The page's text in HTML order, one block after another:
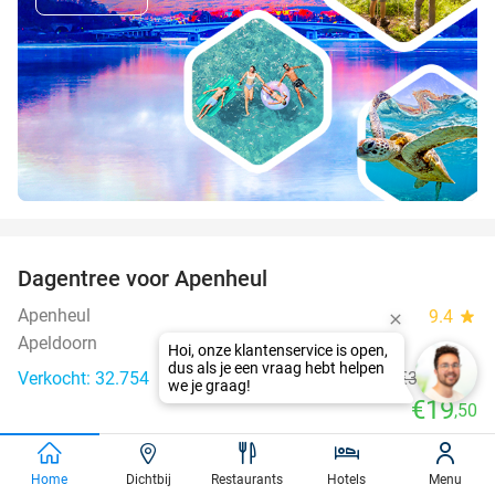
Dagentree voor Apenheul
Apenheul 9.4 star
Apeldoorn
Verkocht: 32.754
Regulier €30,50
€19,50
favorite_border
Home Dichtbij Restaurants Hotels Menu